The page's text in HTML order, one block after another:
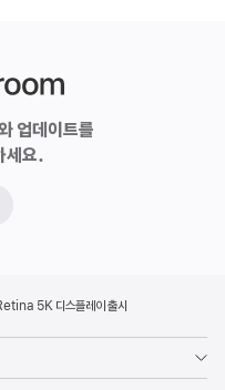
업데이트를
세요.
5K 디스플레이 출시